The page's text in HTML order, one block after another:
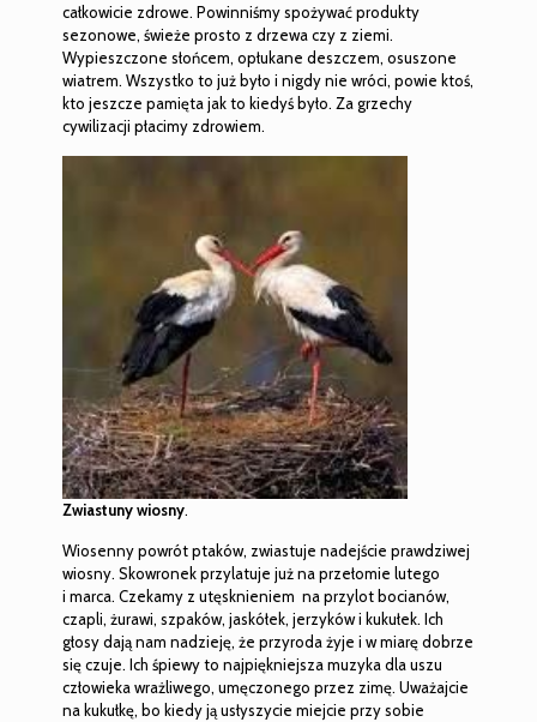
całkowicie zdrowe. Powinniśmy spożywać produkty
sezonowe, świeże prosto z drzewa czy z ziemi.
Wypieszczone słońcem, opłukane deszczem, osuszone
wiatrem. Wszystko to już było i nigdy nie wróci, powie ktoś,
kto jeszcze pamięta jak to kiedyś było. Za grzechy
cywilizacji płacimy zdrowiem.
Zwiastuny wiosny.
Wiosenny powrót ptaków, zwiastuje nadejście prawdziwej
wiosny. Skowronek przylatuje już na przełomie lutego
i marca. Czekamy z utęsknieniem na przylot bocianów,
czapli, żurawi, szpaków, jaskółek, jerzyków i kukułek. Ich
głosy dają nam nadzieję, że przyroda żyje i w miarę dobrze
się czuje. Ich śpiewy to najpiękniejsza muzyka dla uszu
człowieka wrażliwego, umęczonego przez zimę. Uważajcie
na kukułkę, bo kiedy ją usłyszycie miejcie przy sobie